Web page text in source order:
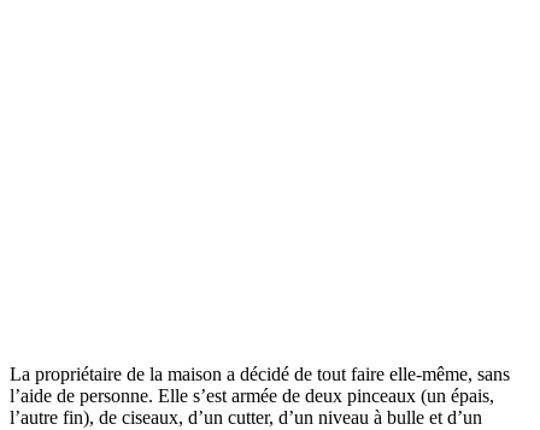
La propriétaire de la maison a décidé de tout faire elle-même, sans
l’aide de personne. Elle s’est armée de deux pinceaux (un épais,
l’autre fin), de ciseaux, d’un cutter, d’un niveau à bulle et d’un